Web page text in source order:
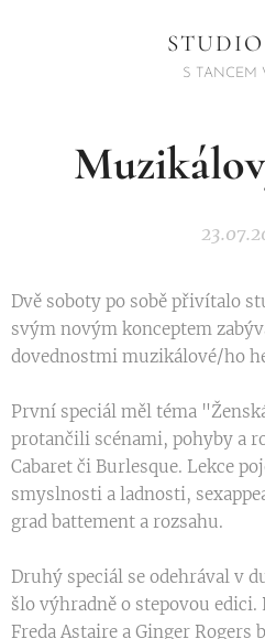
S TANCEM
Dvě soboty po sobě přivítalo
svým novým konceptem
dovednostmi muzikálové/ho
První speciál měl téma
protančili scénami, pohyby a
Cabaret či Burlesque. Lekce
smyslnosti a ladnosti,
grad battement a rozsahu.
Druhý speciál se odehrával v
šlo výhradně o stepovou edici.
Freda Astaire a Ginger Rogers